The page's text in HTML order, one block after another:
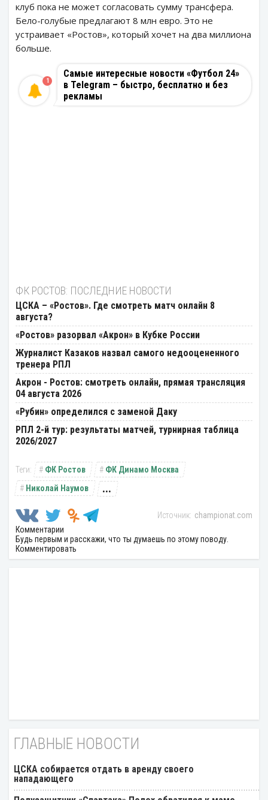
клуб пока не может согласовать сумму трансфера.
Бело-голубые предлагают 8 млн евро. Это не
устраивает «Ростов», который хочет на два миллиона
больше.
Самые интересные новости «Футбол 24»
в Telegram – быстро, бесплатно и без
рекламы
1
ФК РОСТОВ: ПОСЛЕДНИЕ НОВОСТИ
ЦСКА – «Ростов». Где смотреть матч онлайн 8
августа?
«Ростов» разорвал «Акрон» в Кубке России
Журналист Казаков назвал самого недооцененного
тренера РПЛ
Акрон - Ростов: смотреть онлайн, прямая трансляция
04 августа 2026
«Рубин» определился с заменой Даку
РПЛ 2-й тур: результаты матчей, турнирная таблица
2026/2027
ФК Ростов
ФК Динамо Москва
Николай Наумов
...
championat.com
Комментарии
Будь первым и расскажи, что ты думаешь по этому поводу.
Комментировать
ГЛАВНЫЕ НОВОСТИ
ЦСКА собирается отдать в аренду своего
нападающего